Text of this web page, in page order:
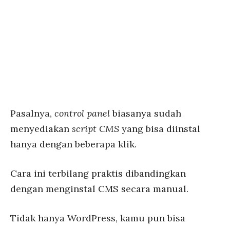
Pasalnya, control panelbiasanya sudah
menyediakan script CMS yang bisa diinstal
hanya dengan beberapa klik.
Cara ini terbilang praktis dibandingkan
dengan menginstal CMS secara manual.
Tidak hanya WordPress, kamu pun bisa